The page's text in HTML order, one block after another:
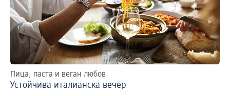
Пица, паста и веган любов
Устойчива италианска вечер